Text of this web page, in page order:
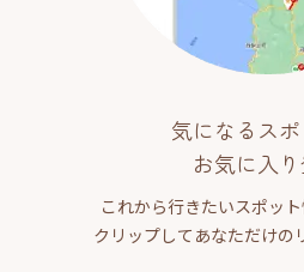
気になるス
お気に入
これから行きたいスポッ
クリップしてあなただけの